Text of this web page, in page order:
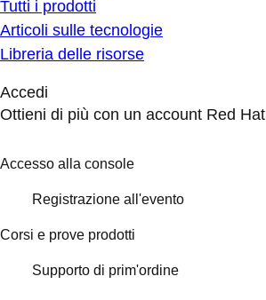
Tutti i prodotti
Articoli sulle tecnologie
Libreria delle risorse
Accedi
Ottieni di più con un account Red Hat
Accesso alla console
Registrazione all'evento
Corsi e prove prodotti
Supporto di prim'ordine